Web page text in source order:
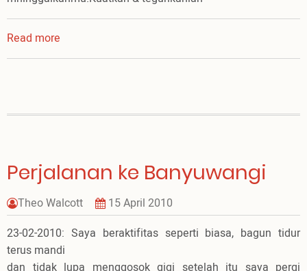
Read more
Kuserahkan
Perjalanan ke Banyuwangi
Theo Walcott
15 April 2010
23-02-2010: Saya beraktifitas seperti biasa, bagun tidur
terus mandi
dan tidak lupa menggosok gigi setelah itu saya pergi